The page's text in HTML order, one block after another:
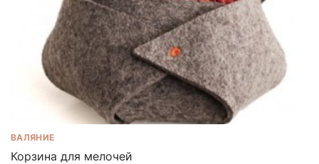
ВАЛЯНИЕ
Корзина для мелочей